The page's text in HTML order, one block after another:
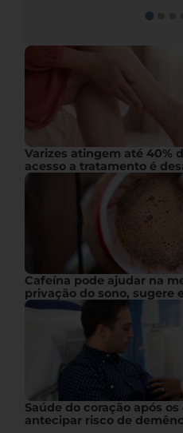
Varizes atingem até 40%
acesso a tratamento é
Cafeína pode ajudar na
privação do sono, sugere
Saúde do coração após
antecipar risco de